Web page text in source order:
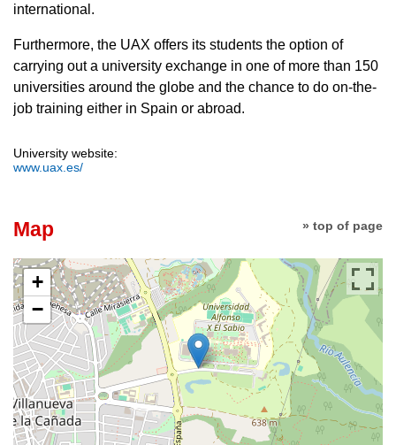
international.
Furthermore, the UAX offers its students the option of
carrying out a university exchange in one of more than 150
universities around the globe and the chance to do on-the-
job training either in Spain or abroad.
University website:
www.uax.es/
» top of page
Map
+
−